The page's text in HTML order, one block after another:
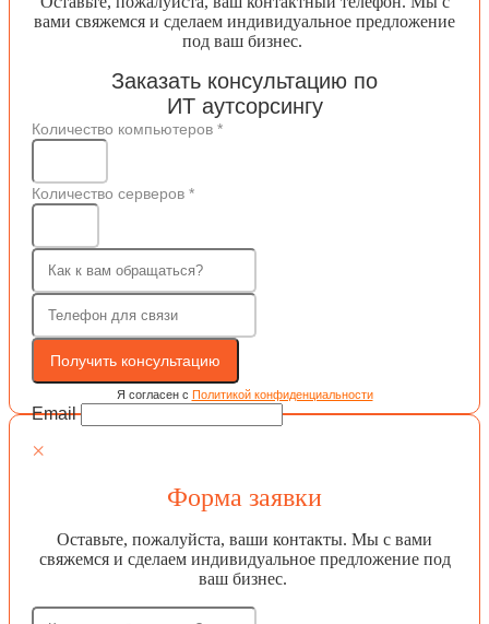
вами свяжемся и сделаем индивидуальное предложение
под ваш бизнес.
Заказать консультацию по
ИТ аутсорсингу
Количество компьютеров *
Количество серверов *
Получить консультацию
Я согласен с Политикой конфиденциальности
Email
×
Форма заявки
Оставьте, пожалуйста, ваши контакты. Мы с вами
свяжемся и сделаем индивидуальное предложение под
ваш бизнес.